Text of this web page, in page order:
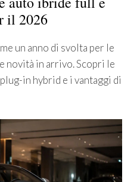
il 2026
un anno di svolta per le
novità in arrivo. Scopri le
in hybrid e i vantaggi di